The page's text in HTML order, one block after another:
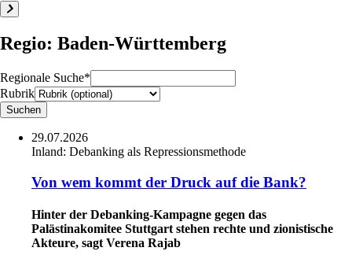
Regio: Baden-Württemberg
Regionale Suche*
Rubrik
29.07.2026
Inland: Debanking als Repressionsmethode
Von wem kommt der Druck auf die Bank?
Hinter der Debanking-Kampagne gegen das
Palästinakomitee Stuttgart stehen rechte und zionistische
Akteure, sagt Verena Rajab